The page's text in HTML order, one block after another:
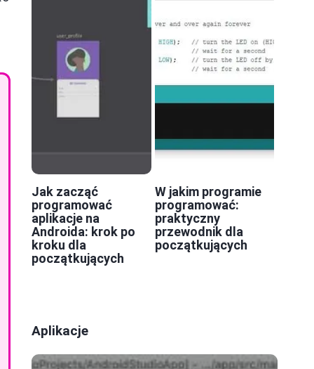
Jak zacząć
programować
aplikacje na
Androida: krok po
kroku dla
początkujących
W jakim programie
programować:
praktyczny
przewodnik dla
początkujących
Aplikacje